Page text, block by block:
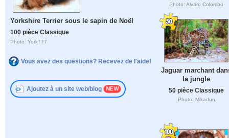
Yorkshire Terrier sous le sapin de Noël
100 pièce Classique
Photo: York777
Vous avez des questions? Recevez de l'aide!
Ajoutez à un site web/blog
Photo: Alvaro Colombo
Jaguar marchant
la jungle
50 pièce Classique
Photo: Mikadun